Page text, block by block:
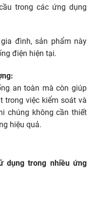
trong các ứng dụng
đình, sản phẩm này
điện hiện tại.
an toàn mà còn giúp
trong việc kiểm soát và
chúng không cần thiết
hiệu quả.
dụng trong nhiều ứng